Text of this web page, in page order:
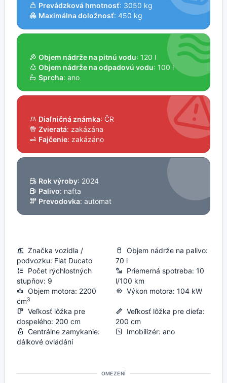
Prevádzková hmotnosť: 3050 kg
Maximálna doložnosť: 450 kg
Objem nádrže na pitnú vodu: 120 l
Objem nádrže na odpadovú vodu: 100 l
Sprcha: ano
Diaľničná známka: ČR
Zvieratá: zakázána
Fajčenie: zakázáno
Rok výroby: 2024
Palivo: nafta
Prevodovka: automat
Značka vozidla /
podvozku: Fiat Ducato
Objem nádrže na palivo:
70 l
Počet rýchlostných
stupňov: 9
Priemerná spotreba: 10
l/100 km
Objem motora: 2200
cm3
Výkon motora: 104 kW
Veľkosť lôžka pre
dospelého: 200 cm
Veľkosť lôžka pre dieťa:
200 cm
Centrálne zamykanie:
dálkové ovládání
Imobilizér: ano
OMEZENÍ